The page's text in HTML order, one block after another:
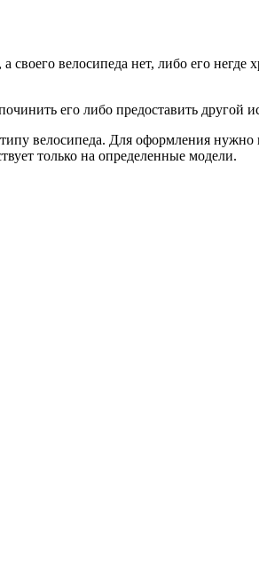
велосипеда нет, либо его
его либо предоставить
велосипеда. Для оформления нужно
только на определенные модели.